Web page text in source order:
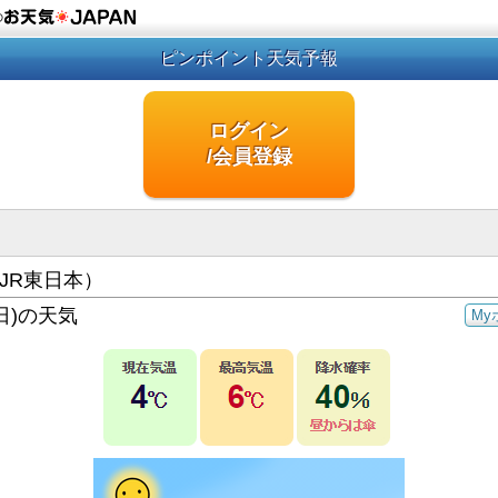
ピンポイント天気予報
ログイン
/会員登録
東日本）
My
)の天気